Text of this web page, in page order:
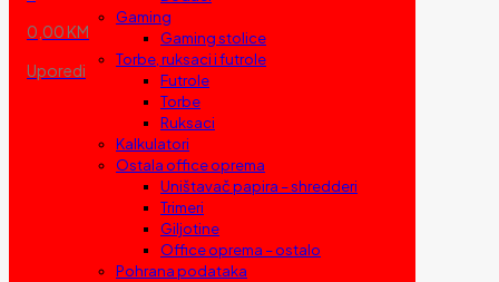
0,00 KM
Uporedi
Gaming
Gaming stolice
Torbe, ruksaci i futrole
Futrole
Torbe
Ruksaci
Kalkulatori
Ostala office oprema
Uništavač papira – shredderi
Trimeri
Giljotine
Office oprema – ostalo
Pohrana podataka